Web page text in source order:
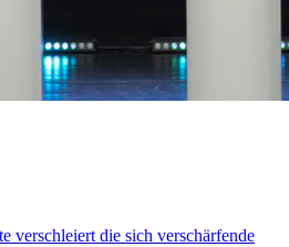
verschleiert die sich verschärfende